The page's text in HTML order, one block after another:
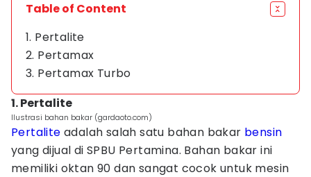
Table of Content
1. Pertalite
2. Pertamax
3. Pertamax Turbo
1. Pertalite
Ilustrasi bahan bakar (gardaoto.com)
Pertalite adalah salah satu bahan bakar bensin
yang dijual di SPBU Pertamina. Bahan bakar ini
memiliki oktan 90 dan sangat cocok untuk mesin